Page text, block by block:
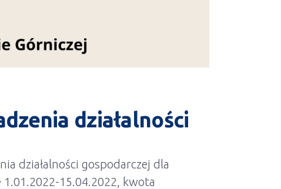
działalności
działalności gospodarczej dla
15.04.2022, kwota